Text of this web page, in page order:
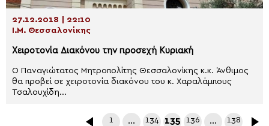
27.12.2018 | 22:10
Ι.Μ. Θεσσαλονίκης
Χειροτονία Διακόνου την προσεχή Κυριακή
Ο Παναγιώτατος Μητροπολίτης Θεσσαλονίκης κ.κ. Άνθιμος
θα προβεί σε χειροτονία διακόνου του κ. Χαραλάμπους
Τσαλουχίδη...
1 … 134 135 136 … 138